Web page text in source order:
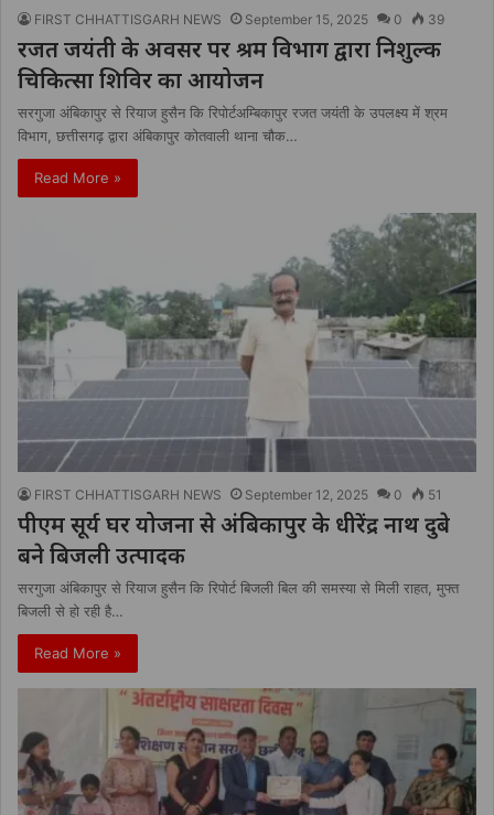
FIRST CHHATTISGARH NEWS September 15, 2025 0 39
रजत जयंती के अवसर पर श्रम विभाग द्वारा निशुल्क
चिकित्सा शिविर का आयोजन
सरगुजा अंबिकापुर से रियाज हुसैन कि रिपोर्टअम्बिकापुर रजत जयंती के उपलक्ष्य में श्रम
विभाग, छत्तीसगढ़ द्वारा अंबिकापुर कोतवाली थाना चौक…
Read More »
FIRST CHHATTISGARH NEWS September 12, 2025 0 51
पीएम सूर्य घर योजना से अंबिकापुर के धीरेंद्र नाथ दुबे
बने बिजली उत्पादक
सरगुजा अंबिकापुर से रियाज हुसैन कि रिपोर्ट बिजली बिल की समस्या से मिली राहत, मुफ्त
बिजली से हो रही है…
Read More »